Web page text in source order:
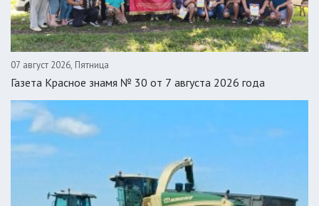
07 август 2026, Пятница
Газета Красное знамя № 30 от 7 августа 2026 года